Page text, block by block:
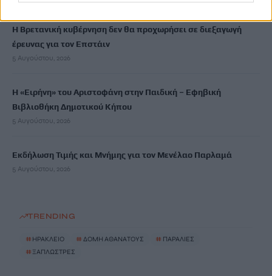
Η Βρετανική κυβέρνηση δεν θα προχωρήσει σε διεξαγωγή
έρευνας για τον Επστάιν
5 Αυγούστου, 2026
Η «Ειρήνη» του Αριστοφάνη στην Παιδική – Εφηβική
Βιβλιοθήκη Δημοτικού Κήπου
5 Αυγούστου, 2026
Εκδήλωση Τιμής και Μνήμης για τον Μενέλαο Παρλαμά
5 Αυγούστου, 2026
TRENDING
# ΗΡΑΚΛΕΙΟ # ΔΟΜΗ ΑΘΑΝΑΤΟΥΣ # ΠΑΡΑΛΙΕΣ
# ΞΑΠΛΩΣΤΡΕΣ